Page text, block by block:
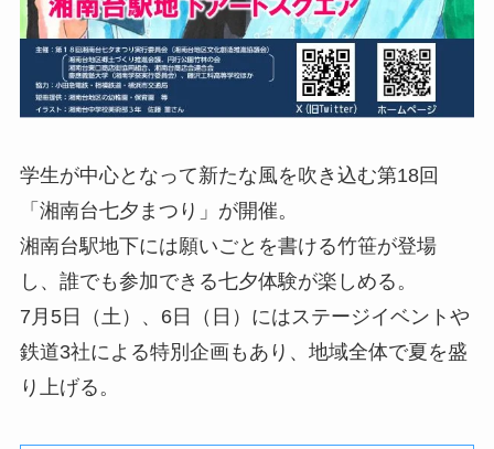
学生が中心となって新たな風を吹き込む第18回
「湘南台七夕まつり」が開催。
湘南台駅地下には願いごとを書ける竹笹が登場
し、誰でも参加できる七夕体験が楽しめる。
7月5日（土）、6日（日）にはステージイベントや
鉄道3社による特別企画もあり、地域全体で夏を盛
り上げる。